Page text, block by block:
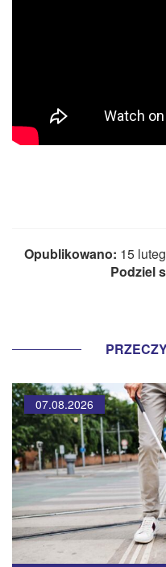
Opublikowano: 15
Podziel
07.08.2026